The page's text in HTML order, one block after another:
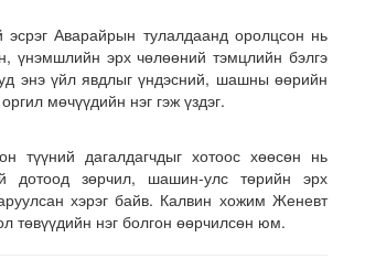
амрахаар иржээ
Аварайрын тулалдаанд оролцсон нь
үнэмшлийн эрх чөлөөний тэмцлийн бэлгэ
энэ үйл явдлыг үндэсний, шашны өөрийн
мөчүүдийн нэг гэж үздэг.
түүний дагалдагчдыг хотоос хөөсөн нь
дотоод зөрчил, шашин-улс төрийн эрх
хэрэг байв. Калвин хожим Женевт
төвүүдийн нэг болгон өөрчилсөн юм.